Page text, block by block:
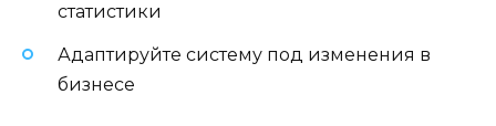
статистики
Адаптируйте систему под изменения в
бизнесе